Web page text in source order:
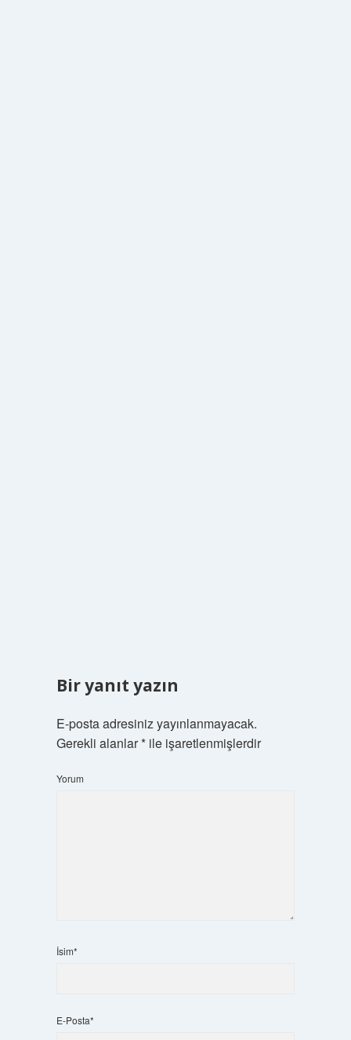
Bir yanıt yazın
E-posta adresiniz yayınlanmayacak.
Gerekli alanlar*ile işaretlenmişlerdir
Yorum
İsim*
E-Posta*